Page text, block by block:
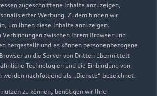
zugeschnittene Inhalte anzuzeigen,
Werbung. Zudem binden wir
um Ihnen diese Inhalte anzuzeigen.
Verbindungen zwischen Ihrem Browser und
hergestellt und es können personenbezogene
an die Server von Dritten übermittelt
Technologien und die Einbindung von
nachfolgend als „Dienste“ bezeichnet.
zu können, benötigen wir Ihre
herunterladen